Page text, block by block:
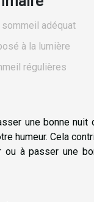
sommeil adéquat
à la lumière
régulières
une bonne
humeur. Cela
à passer une